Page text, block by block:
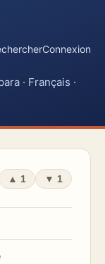
Connexion
· Français ·
▲ 1 ▼ 1